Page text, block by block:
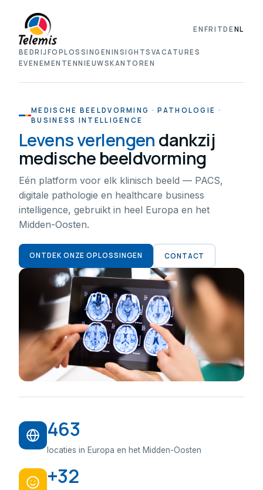
BEDRIJFOPLOSSINGEN INSIGHTS VACATURES
EVENEMENTENNIEUWSKANTOREN
ENFRITDENL
MEDISCHE BEELDVORMING · PATHOLOGIE ·
BUSINESS INTELLIGENCE
Levens verlengen dankzij
medische beeldvorming
Eén platform voor elk klinisch beeld — PACS,
digitale pathologie en healthcare business
intelligence, gebruikt in heel Europa en het
Midden-Oosten.
ONTDEK ONZE OPLOSSINGEN CONTACT
463
locaties in Europa en het Midden-Oosten
+32